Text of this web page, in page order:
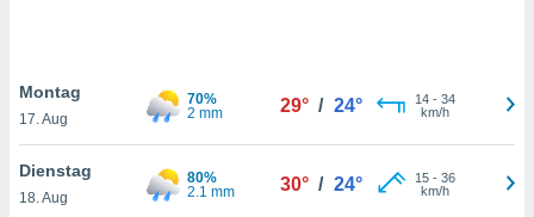
Montag
17. Aug
70%
2 mm
29° / 24° 14- 34
km/h
Dienstag
18. Aug
80%
2.1 mm
30° / 24° 15- 36
km/h